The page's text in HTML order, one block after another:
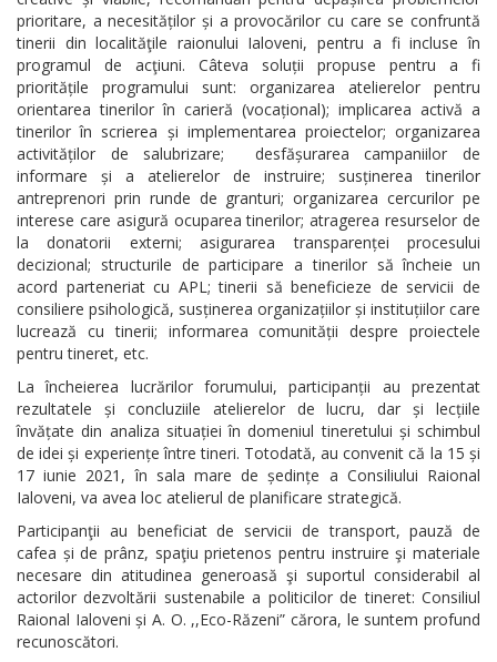
prioritare, a necesităților și a provocărilor cu care se confruntă
tinerii din localităţile raionului Ialoveni, pentru a fi incluse în
programul de acţiuni. Câteva soluții propuse pentru a fi
prioritățile programului sunt: organizarea atelierelor pentru
orientarea tinerilor în carieră (vocațional); implicarea activă a
tinerilor în scrierea și implementarea proiectelor; organizarea
activităților de salubrizare; desfășurarea campaniilor de
informare și a atelierelor de instruire; susținerea tinerilor
antreprenori prin runde de granturi; organizarea cercurilor pe
interese care asigură ocuparea tinerilor; atragerea resurselor de
la donatorii externi; asigurarea transparenței procesului
decizional; structurile de participare a tinerilor să încheie un
acord parteneriat cu APL; tinerii să beneficieze de servicii de
consiliere psihologică, susținerea organizațiilor și instituțiilor care
lucrează cu tinerii; informarea comunității despre proiectele
pentru tineret, etc.
La încheierea lucrărilor forumului, participanții au prezentat
rezultatele și concluziile atelierelor de lucru, dar și lecțiile
învățate din analiza situației în domeniul tineretului și schimbul
de idei și experiențe între tineri. Totodată, au convenit că la 15 și
17 iunie 2021, în sala mare de ședințe a Consiliului Raional
Ialoveni, va avea loc atelierul de planificare strategică.
Participanţii au beneficiat de servicii de transport, pauză de
cafea și de prânz, spaţiu prietenos pentru instruire şi materiale
necesare din atitudinea generoasă şi suportul considerabil al
actorilor dezvoltării sustenabile a politicilor de tineret: Consiliul
Raional Ialoveni și A. O. ,,Eco-Răzeni” cărora, le suntem profund
recunoscători.